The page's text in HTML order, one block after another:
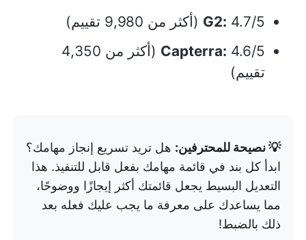
G2: 4.7/5 (أكثر من 9,980 تقييم)
Capterra:
4.6/5 (أكثر من 4,350
تقييم)
💡 نصيحة للمحترفين: هل تريد تسريع إنجاز مهامك؟
ابدأ كل بند في قائمة مهامك بفعل قابل للتنفيذ. هذا
التعديل البسيط يجعل قائمتك أكثر إيجازًا ووضوحًا،
مما يساعدك على معرفة ما يجب عليك فعله بعد
ذلك بالضبط!